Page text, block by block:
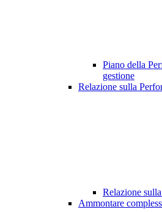
Piano della
gestione
Relazione sulla
Relazione
Ammontare